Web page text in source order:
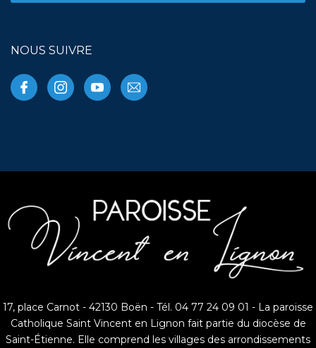
NOUS SUIVRE
17, place Carnot - 42130 Boën - Tél. 04 77 24 09 01 - La paroisse
Catholique Saint Vincent en Lignon fait partie du diocèse de
Saint-Étienne. Elle comprend les villages des arrondissements